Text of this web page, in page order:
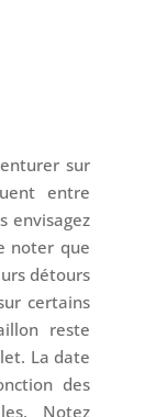
sur
entre
envisagez
noter que
détours
certains
reste
La date
des
Notez